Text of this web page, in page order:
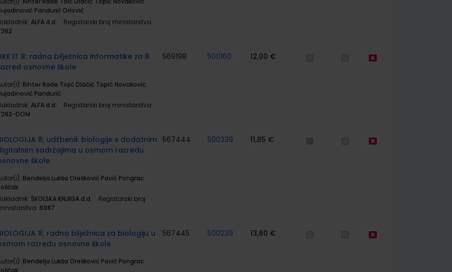
Pandurić Orlović
ALFA d.d.
Registarski broj ministarstva:
IT 8; radna bilježnica informatike za 8.
osnovne škole
Rihter Rade Tojić Dlačić Topić Novaković
Pandurić
ALFA d.d.
Registarski broj ministarstva:
DOM
569198 500160 12,00 €
8; udžbenik biologije s dodatnim
sadržajima u osmom razredu
škole
Bendelja Lukša Orešković Pavić Pongrac
ŠKOLSKA KNJIGA d.d.
Registarski broj
6987
567444 500239 11,85 €
8; radna bilježnica za biologiju u
razredu osnovne škole
Bendelja Lukša Orešković Pavić Pongrac
567445 500239 13,60 €